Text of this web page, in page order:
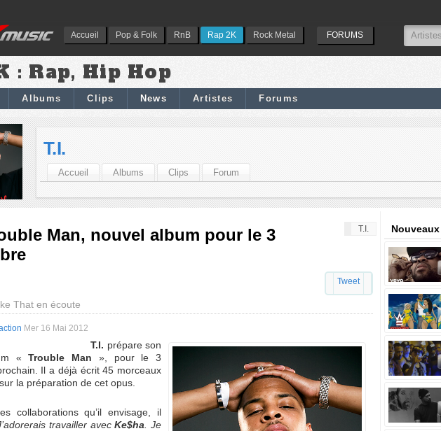
Accueil Pop & Folk RnB Rap 2K Rock Metal FORUMS
: Rap, Hip Hop
Albums Clips News Artistes Forums
T.I.
Accueil Albums Clips Forum
T.I.
Man, nouvel album pour le 3
Tweet
That en écoute
Mer 16 Mai 2012
T.I. prépare son
«Trouble Man », pour le 3
Il a déjà écrit 45 morceaux
la préparation de cet opus.
collaborations qu’il envisage, il
travailler avecKe$ha . Je